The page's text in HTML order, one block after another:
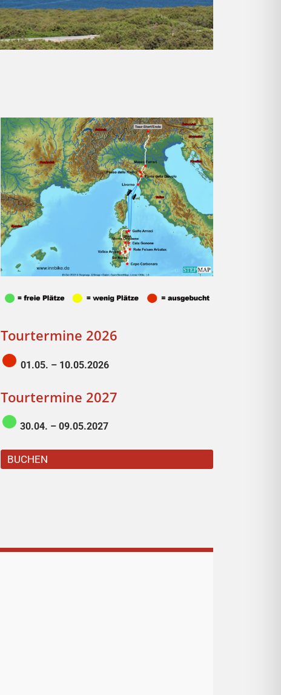
Tourtermine 2026
01.05. – 10.05.2026
Tourtermine 2027
30.04. – 09.05.2027
BUCHEN